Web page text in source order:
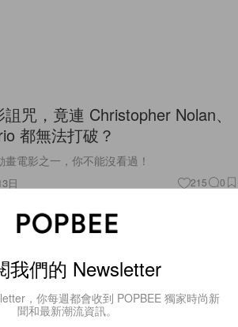
咒，竟連 Christopher Nolan、
都無法打破？
電影之一，你不能沒看過！
日 215 0
我們的 Newsletter
，你每週都會收到 POPBEE 獨家時尚新
聞和最新潮流資訊。